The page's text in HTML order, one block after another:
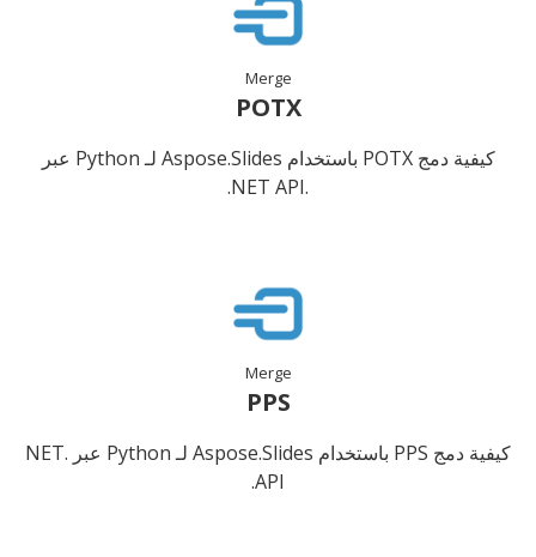
Merge
POTX
كيفية دمج POTX باستخدام Aspose.Slides لـ Python عبر
.NET API.
Merge
PPS
كيفية دمج PPS باستخدام Aspose.Slides لـ Python عبر .NET
API.